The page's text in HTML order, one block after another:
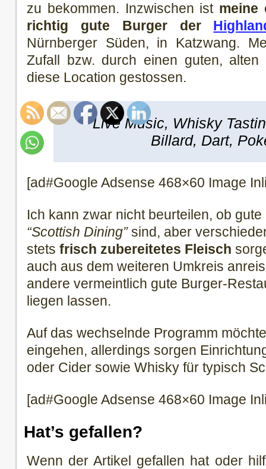
zu bekommen. Inzwischen ist meine
richtig gute Burger der
Nürnberger Süden, in Katzwang.
Zufall bzw. durch einen guten,
diese Location gestossen.
Live Music, Whisky
Billard, Dart,
[ad#Google Adsense 468×60 Image
Ich kann zwar nicht beurteilen, ob
“Scottish Dining”sind, aber
stets frisch zubereitetes Fleisch
auch aus dem weiteren Umkreis
andere vermeintlich gute Burger-
liegen lassen.
Auf das wechselnde Programm
eingehen, allerdings sorgen
oder Cider sowie Whisky für typisch
[ad#Google Adsense 468×60 Image
Hat’s gefallen?
Wenn der Artikel gefallen hat oder